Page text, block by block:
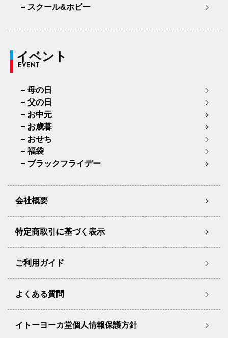
スクール&ホビー
イベント
EVENT
母の日
父の日
お中元
お歳暮
おせち
福袋
ブラックフライデー
会社概要
特定商取引に基づく表示
ご利用ガイド
よくある質問
イトーヨーカ堂個人情報保護方針